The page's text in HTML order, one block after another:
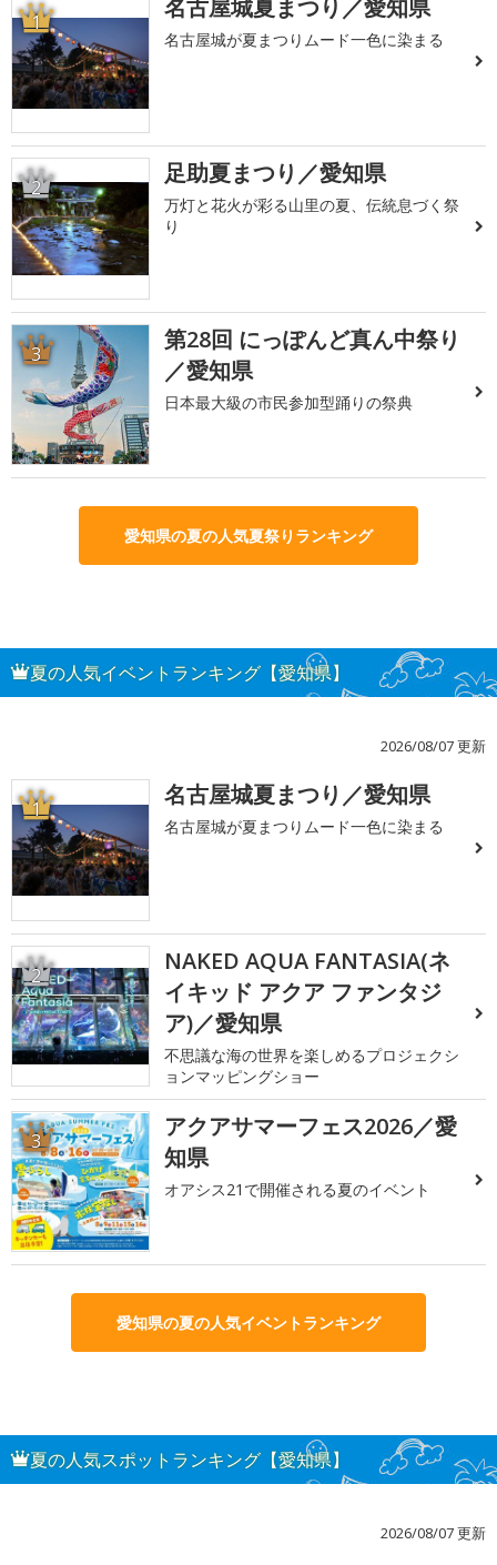
1 名古屋城夏まつり／愛知県
名古屋城が夏まつりムード一色に染まる
2 足助夏まつり／愛知県
万灯と花火が彩る山里の夏、伝統息づく祭
り
3
第28回 にっぽんど真ん中祭り
／愛知県
日本最大級の市民参加型踊りの祭典
愛知県の夏の人気夏祭りランキング
夏の人気イベントランキング【愛知県】
2026/08/07 更新
1 名古屋城夏まつり／愛知県
名古屋城が夏まつりムード一色に染まる
2
NAKED AQUA FANTASIA(ネ
イキッド アクア ファンタジ
ア)／愛知県
不思議な海の世界を楽しめるプロジェクシ
ョンマッピングショー
3
アクアサマーフェス2026／愛
知県
オアシス21で開催される夏のイベント
愛知県の夏の人気イベントランキング
夏の人気スポットランキング【愛知県】
2026/08/07 更新